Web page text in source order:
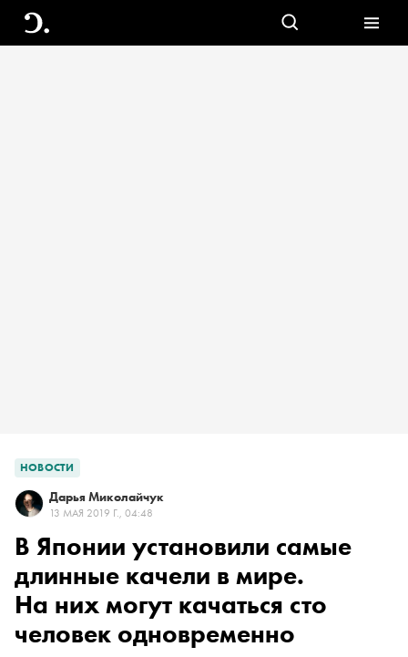
НОВОСТИ
Дарья Миколайчук
13 МАЯ 2019 Г., 04:48
В Японии установили самые
длинные качели в мире.
На них могут качаться сто
человек одновременно